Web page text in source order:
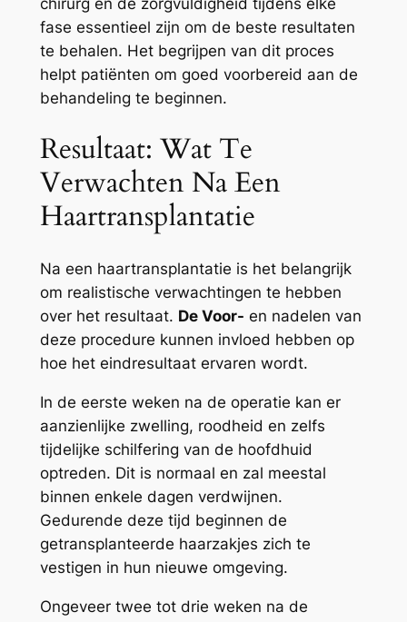
fase essentieel zijn om de beste resultaten
te behalen. Het begrijpen van dit proces
helpt patiënten om goed voorbereid aan de
behandeling te beginnen.
Resultaat: Wat Te
Verwachten Na Een
Haartransplantatie
Na een haartransplantatie is het belangrijk
om realistische verwachtingen te hebben
over het resultaat. De Voor- en nadelen van
deze procedure kunnen invloed hebben op
hoe het eindresultaat ervaren wordt.
In de eerste weken na de operatie kan er
aanzienlijke zwelling, roodheid en zelfs
tijdelijke schilfering van de hoofdhuid
optreden. Dit is normaal en zal meestal
binnen enkele dagen verdwijnen.
Gedurende deze tijd beginnen de
getransplanteerde haarzakjes zich te
vestigen in hun nieuwe omgeving.
Ongeveer twee tot drie weken na de